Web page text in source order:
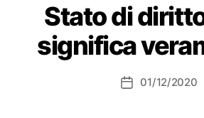
Stato di
significa
Data01/12/2020